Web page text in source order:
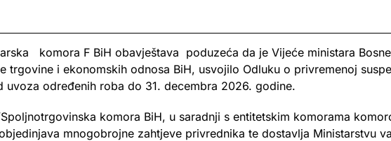
komora F BiH obavještava poduzeća da je Vijeće ministara
trgovine i ekonomskih odnosa BiH, usvojilo Odluku o privremenoj
uvoza određenih roba do 31. decembra 2026. godine.
komora BiH, u saradnji s entitetskim komorama
mnogobrojne zahtjeve privrednika te dostavlja Ministarstvu